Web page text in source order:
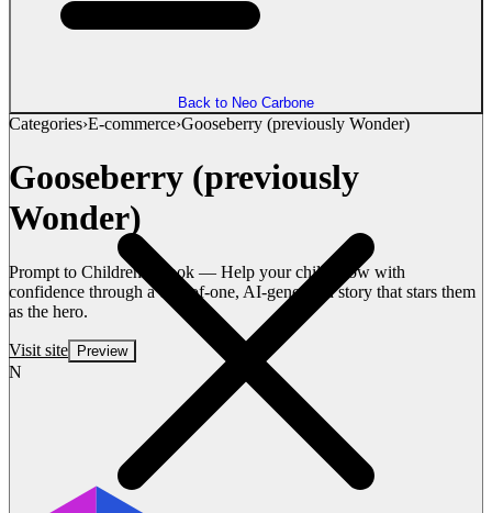
Back to Neo Carbone
Categories›E-commerce›Gooseberry (previously Wonder)
Gooseberry (previously
Wonder)
Prompt to Children's Book — Help your child grow with
confidence through a one-of-one, AI-generated story that stars them
as the hero.
Visit site Preview
N